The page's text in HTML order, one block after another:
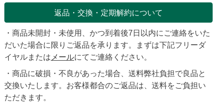
返品・交換・定期解約について
・商品未開封・未使用、かつ到着後7日以内にご連絡をいた
だいた場合に限りご返品を承ります。まずは下記フリーダ
イヤルまたは メールにてご連絡ください。
・商品に破損・不良があった場合、送料弊社負担で良品と
交換いたします。お客様都合のご返品は、送料をご負担い
ただきます。